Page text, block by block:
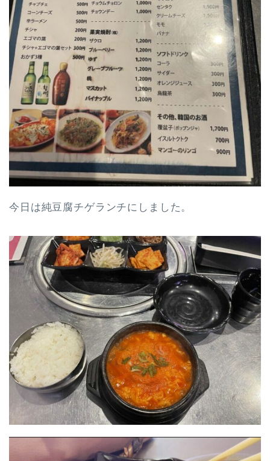
今日は純豆腐チゲランチにしました。